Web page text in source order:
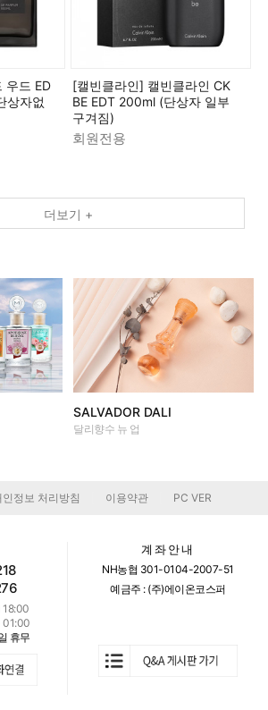
우드 ED
상자없
[캘빈클라인] 캘빈클라인 CK
BE EDT 200ml (단상자 일부
구겨짐)
회원전용
더보기 +
SALVADOR DALI
달리향수 뉴 업
인정보 처리방침 이용약관 PC VER
18:00
01:00
휴무
계좌안내
NH농협 301-0104-2007-51
예금주 : (주)에이온코스퍼